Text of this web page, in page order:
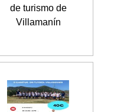
de turismo de
Villamanín